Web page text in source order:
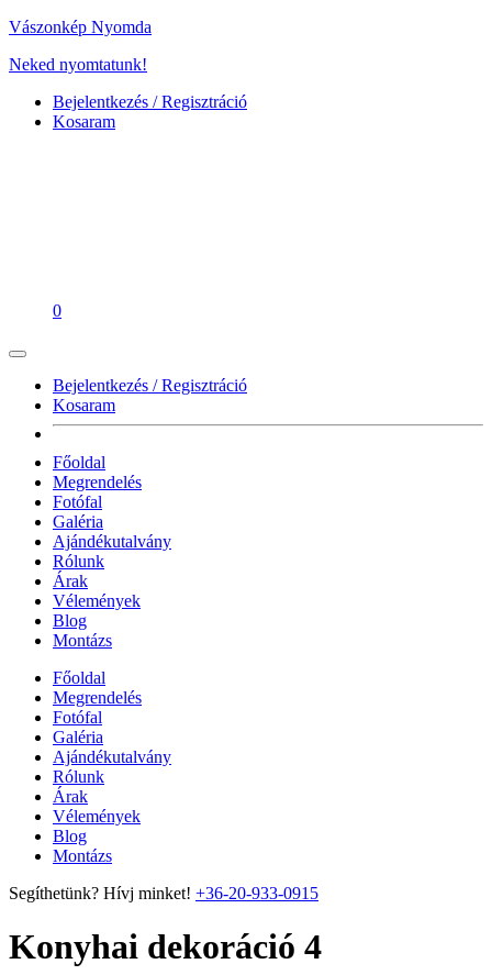
Vászonkép Nyomda
Neked nyomtatunk!
Bejelentkezés / Regisztráció
Kosaram
0
Bejelentkezés / Regisztráció
Kosaram
Főoldal
Megrendelés
Fotófal
Galéria
Ajándékutalvány
Rólunk
Árak
Vélemények
Blog
Montázs
Főoldal
Megrendelés
Fotófal
Galéria
Ajándékutalvány
Rólunk
Árak
Vélemények
Blog
Montázs
Segíthetünk? Hívj minket! +36-20-933-0915
Konyhai dekoráció 4